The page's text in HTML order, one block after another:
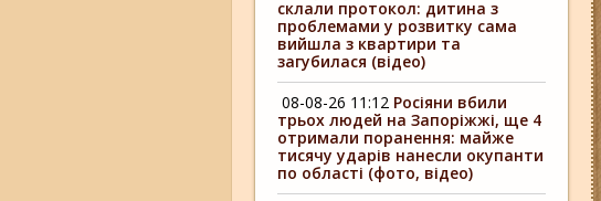
склали протокол: дитина з
проблемами у розвитку сама
вийшла з квартири та
загубилася (відео)
08-08-26 11:12 Росіяни вбили
трьох людей на Запоріжжі, ще 4
отримали поранення: майже
тисячу ударів нанесли окупанти
по області (фото, відео)